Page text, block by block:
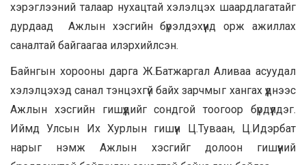
хэрэглээний талаар нухацтай хэлэлцэх шаардлагатайг
дурдаад Ажлын хэсгийн бүрэлдэхүүнд орж ажиллах
саналтай байгаагаа илэрхийлсэн.
Байнгын хорооны дарга Ж.Батжаргал Аливаа асуудал
хэлэлцэхэд санал тэнцэхгүй байх зарчмыг хангах үүднээс
Ажлын хэсгийн гишүүдийг сондгой тоогоор бүрдүүлдэг.
Иймд Улсын Их Хурлын гишүүн Ц.Туваан, Ц.Идэрбат
нарыг нэмж Ажлын хэсгийг долоон гишүүний